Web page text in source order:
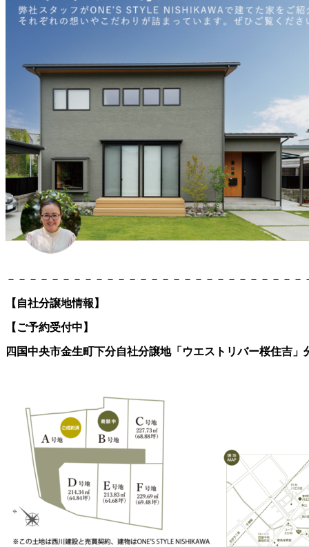
－－－－－－－－－－－－－－－－－－－－－－－－－－
【自社分譲地情報】
【ご予約受付中】
四国中央市金生町下分自社分譲地「ウエストリバー桜住吉